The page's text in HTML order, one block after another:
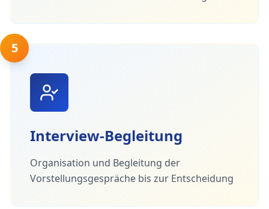
5
Interview-Begleitung
Organisation und Begleitung der
Vorstellungsgespräche bis zur Entscheidung